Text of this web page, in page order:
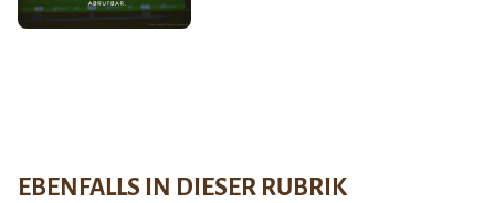
EBENFALLS IN DIESER RUBRIK